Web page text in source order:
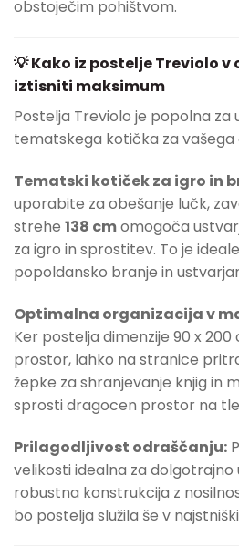
obstoječim pohištvom.
💡 Kako iz postelje Treviolo v
iztisniti maksimum
Postelja Treviolo je popolna za
tematskega kotička za vašega
Tematski kotiček za igro in
uporabite za obešanje lučk,
strehe 138 cmomogoča
za igro in sprostitev. To je
popoldansko branje in
Optimalna organizacija v
Ker postelja dimenzije 90 x
prostor, lahko na stranice
žepke za shranjevanje knjig in
sprosti dragocen prostor na
Prilagodljivost odraščanju:
velikosti idealna za dolgotrajno
robustna konstrukcija z
bo postelja služila še v